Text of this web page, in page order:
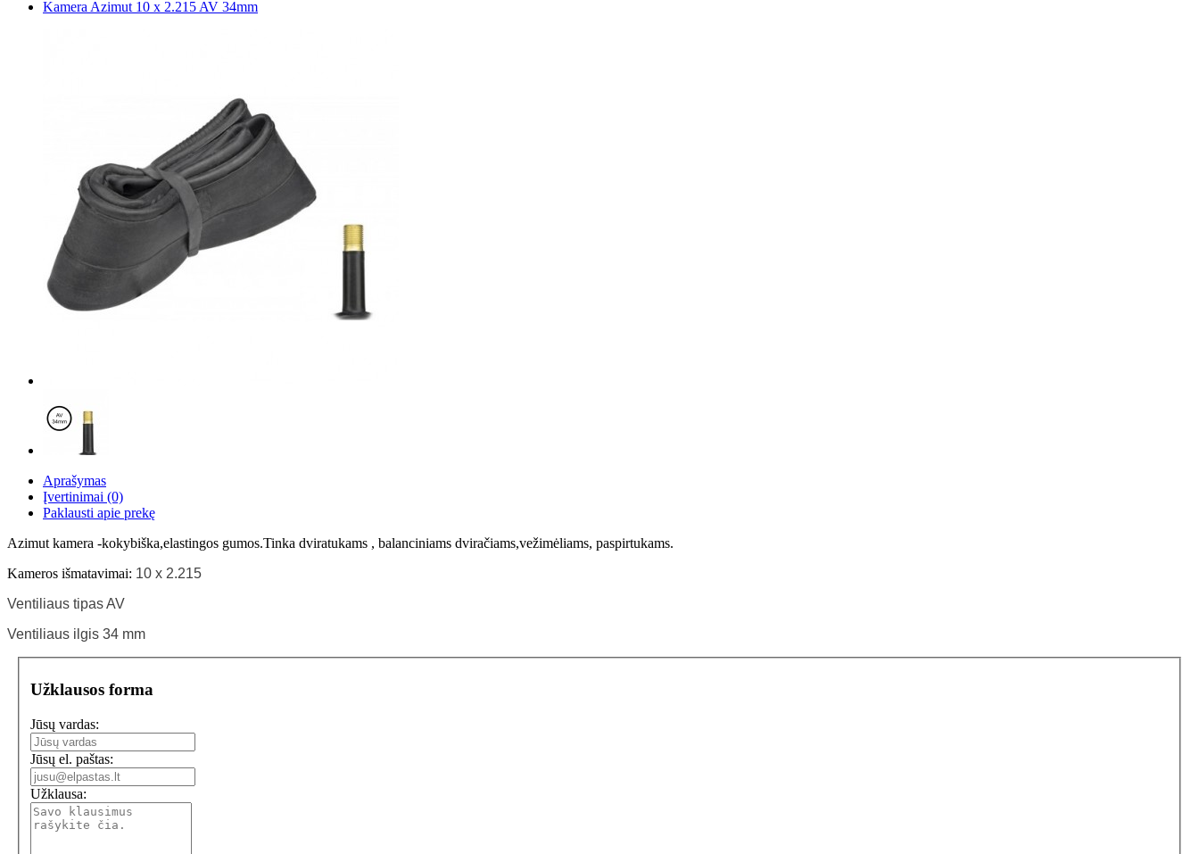
Kamera Azimut 10 x 2.215 AV 34mm
Aprašymas
Įvertinimai (0)
Paklausti apie prekę
Azimut kamera -kokybiška,elastingos gumos.Tinka dviratukams , balanciniams dviračiams,vežimėliams, paspirtukams.
Kameros išmatavimai: 10 x 2.215
Ventiliaus tipas AV
Ventiliaus ilgis 34 mm
Užklausos forma
Jūsų vardas:
Jūsų el. paštas:
Užklausa: